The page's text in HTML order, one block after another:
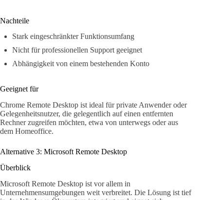
Nachteile
Stark eingeschränkter Funktionsumfang
Nicht für professionellen Support geeignet
Abhängigkeit von einem bestehenden Konto
Geeignet für
Chrome Remote Desktop ist ideal für private Anwender oder
Gelegenheitsnutzer, die gelegentlich auf einen entfernten
Rechner zugreifen möchten, etwa von unterwegs oder aus
dem Homeoffice.
Alternative 3: Microsoft Remote Desktop
Überblick
Microsoft Remote Desktop ist vor allem in
Unternehmensumgebungen weit verbreitet. Die Lösung ist tief